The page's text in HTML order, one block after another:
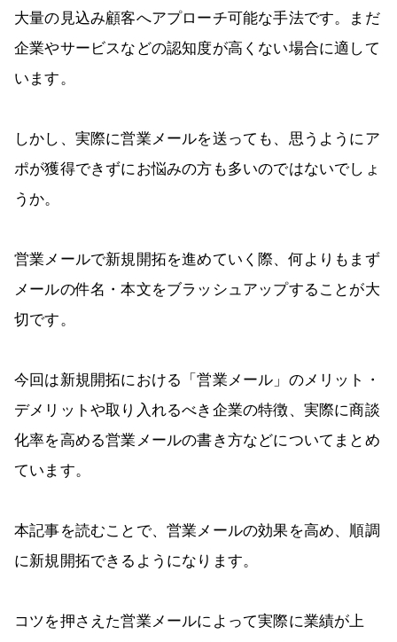
大量の見込み顧客へアプローチ可能な手法です。まだ
企業やサービスなどの認知度が高くない場合に適して
います。
しかし、実際に営業メールを送っても、思うようにア
ポが獲得できずにお悩みの方も多いのではないでしょ
うか。
営業メールで新規開拓を進めていく際、何よりもまず
メールの件名・本文をブラッシュアップすることが大
切です。
今回は新規開拓における「営業メール」のメリット・
デメリットや取り入れるべき企業の特徴、実際に商談
化率を高める営業メールの書き方などについてまとめ
ています。
本記事を読むことで、営業メールの効果を高め、順調
に新規開拓できるようになります。
コツを押さえた営業メールによって実際に業績が上